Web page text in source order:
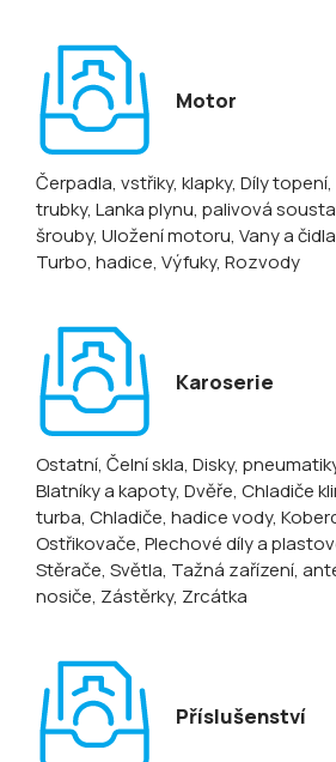
Motor
Čerpadla, vstřiky, klapky, Díly topení,
trubky, Lanka plynu, palivová
šrouby, Uložení motoru, Vany a
Turbo, hadice, Výfuky, Rozvody
Karoserie
Ostatní, Čelní skla, Disky,
Blatníky a kapoty, Dvěře, Chladiče
turba, Chladiče, hadice vody,
Ostřikovače, Plechové díly a
Stěrače, Světla, Tažná zařízení,
nosiče, Zástěrky, Zrcátka
Příslušenství